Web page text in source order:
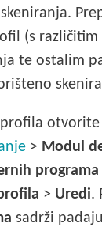
(s različitim
te ostalim
otvorite
> Modul
programa
> Uredi.
sadrži